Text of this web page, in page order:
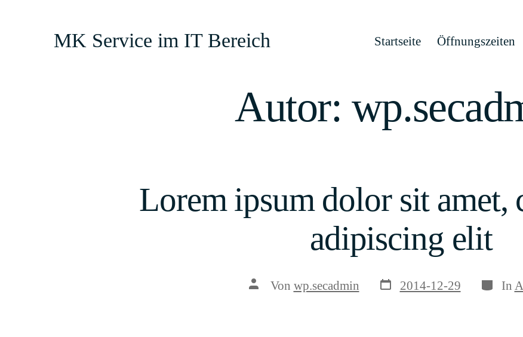
MK Service im IT Bereich Startseite Öffnungszeiten
Autor:
Lorem ipsum dolor sit amet,
adipiscing elit
Beitragsautor
Von wp.secadmin Veröffentlichungsdatum
2014-12-29 In